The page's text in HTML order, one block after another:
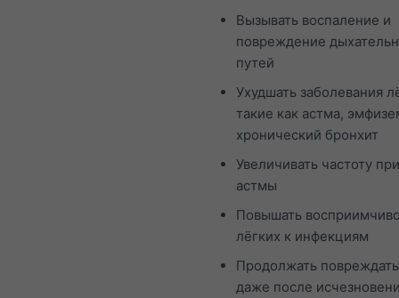
Вызывать воспаление и
повреждение
путей
Ухудшать заболевания
такие как астма,
хронический бронхит
Увеличивать частоту
астмы
Повышать
лёгких к инфекциям
Продолжать
даже после